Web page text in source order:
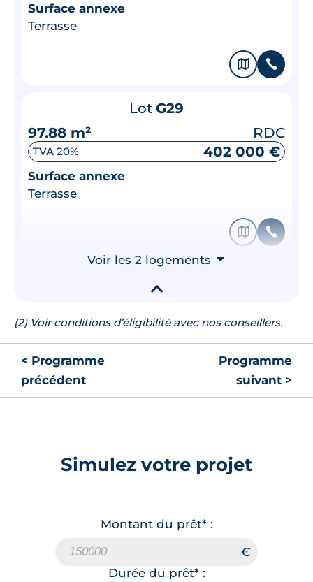
Surface annexe
Terrasse
🗞 📞
Lot G29
97.88 m²
RDC
TVA 20% 402 000 €
Surface annexe
Terrasse
🗞 📞
Voir les 2 logements ⮟
▾
(2) Voir conditions d’éligibilité avec nos conseillers.
< Programme
précédent
Programme
suivant >
Simulez votre projet
Montant du prêt* :
Durée du prêt* :